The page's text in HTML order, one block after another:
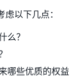
以下几点：
么？
哪些优质的权益